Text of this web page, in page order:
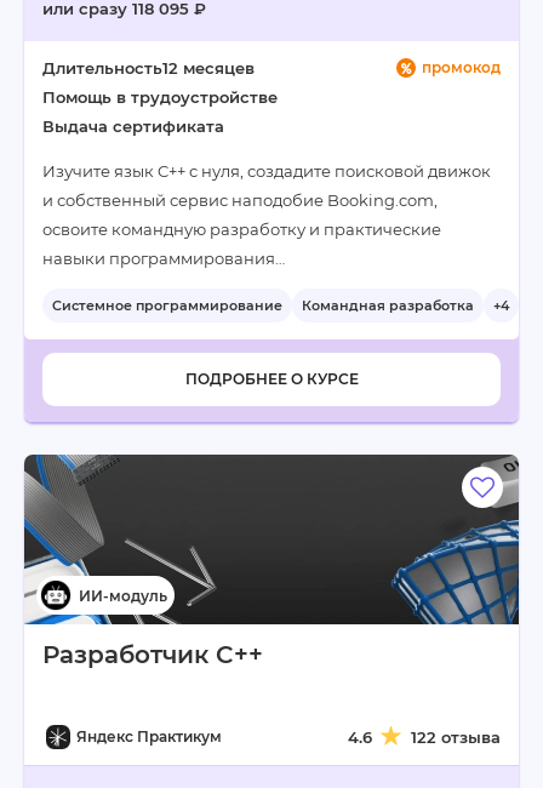
или сразу 118 095 ₽
промокод
Длительность12 месяцев
Помощь в трудоустройстве
Выдача сертификата
Изучите язык C++ с нуля, создадите поисковой движок
и собственный сервис наподобие Booking.com,
освоите командную разработку и практические
навыки программирования…
Системное программирование Командная разработка +4
ПОДРОБНЕЕ О КУРСЕ
Разработчик C++
Яндекс Практикум 4.6 122 отзыва